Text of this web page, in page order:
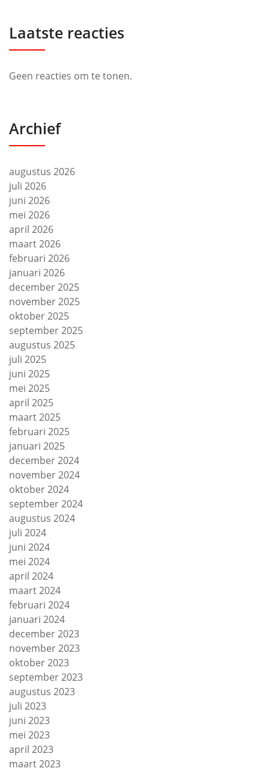
Laatste reacties
Geen reacties om te tonen.
Archief
augustus 2026
juli 2026
juni 2026
mei 2026
april 2026
maart 2026
februari 2026
januari 2026
december 2025
november 2025
oktober 2025
september 2025
augustus 2025
juli 2025
juni 2025
mei 2025
april 2025
maart 2025
februari 2025
januari 2025
december 2024
november 2024
oktober 2024
september 2024
augustus 2024
juli 2024
juni 2024
mei 2024
april 2024
maart 2024
februari 2024
januari 2024
december 2023
november 2023
oktober 2023
september 2023
augustus 2023
juli 2023
juni 2023
mei 2023
april 2023
maart 2023